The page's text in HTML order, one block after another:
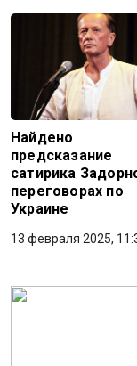
Найдено
предсказание
сатирика
переговорах по
Украине
13 февраля 2025,